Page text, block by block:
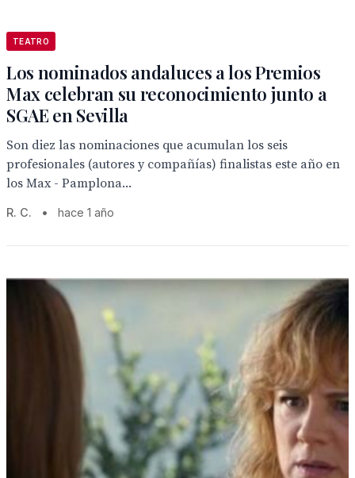
TEATRO
Los nominados andaluces a los Premios
Max celebran su reconocimiento junto a
SGAE en Sevilla
Son diez las nominaciones que acumulan los seis
profesionales (autores y compañías) finalistas este año en
los Max - Pamplona...
R. C. • hace 1 año